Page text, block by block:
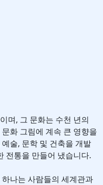
며, 그 문화는 수천 년의
화 그림에 계속 큰 영향을
술, 문학 및 건축을 개발
전통을 만들어 냈습니다.
나는 사람들의 세계관과